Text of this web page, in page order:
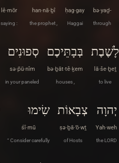
bə·yaḏ-
through
ḥag·gay
Haggai
han·nā·ḇî
the prophet ,
lê·mōr
saying :
לָשֶׁבֶת
lā·še·ḇeṯ
to live
בְּבָתֵּיכֶם
bə·ḇāt·tê·ḵem
houses ,
סְפוּנִים
sə·p̄ū·nîm
in your paneled
יְהוָה
Yah·weh
the LORD
צְבָאוֹת
ṣə·ḇā·’ō·wṯ
of Hosts
שִׂימוּ
śî·mū
“ Consider carefully